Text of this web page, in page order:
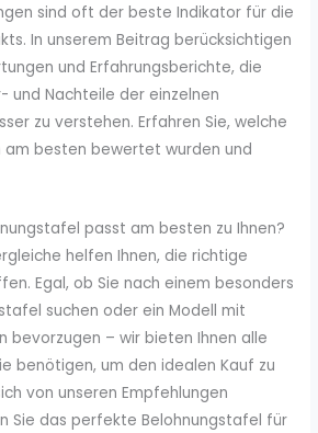
sind oft der beste Indikator für die
In unserem Beitrag berücksichtigen
und Erfahrungsberichte, die
und Nachteile der einzelnen
zu verstehen. Erfahren Sie, welche
am besten bewertet wurden und
passt am besten zu Ihnen?
helfen Ihnen, die richtige
Egal, ob Sie nach einem besonders
suchen oder ein Modell mit
bevorzugen – wir bieten Ihnen alle
benötigen, um den idealen Kauf zu
von unseren Empfehlungen
Sie das perfekte Belohnungstafel für